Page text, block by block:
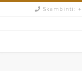
Skip
Skambinti: